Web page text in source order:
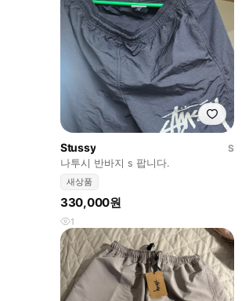
Stussy
S
나투시 반바지 s 팝니다.
새상품
330,000원
1